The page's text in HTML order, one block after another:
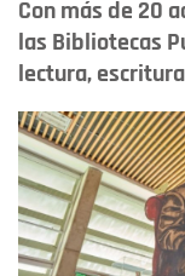
Con más de 20
las Bibliotecas
lectura,